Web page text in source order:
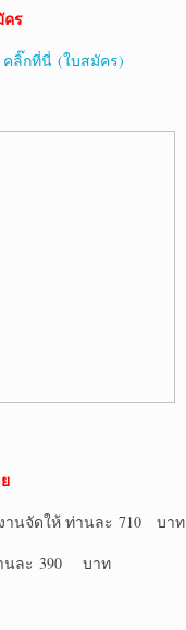
ร
คลิ๊กที่นี่ (ใบสมัคร)
านจัดให้ ท่านละ 710 บาท
านละ 390 บาท